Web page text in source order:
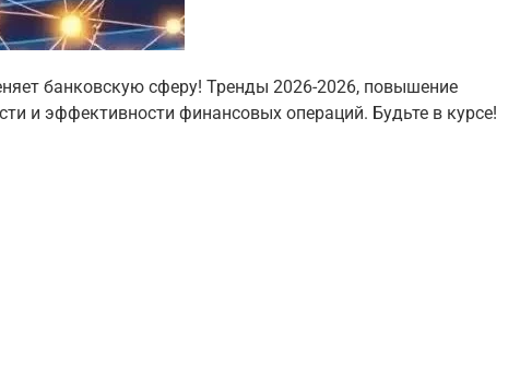
банковскую сферу! Тренды 2026-2026, повышение
и эффективности финансовых операций. Будьте в курсе!